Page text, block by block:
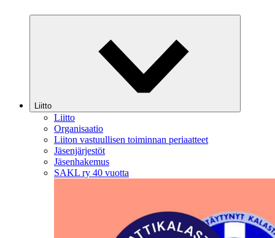
Liitto
Liitto
Organisaatio
Liiton vastuullisen toiminnan periaatteet
Jäsenjärjestöt
Jäsenhakemus
SAKL ry 40 vuotta